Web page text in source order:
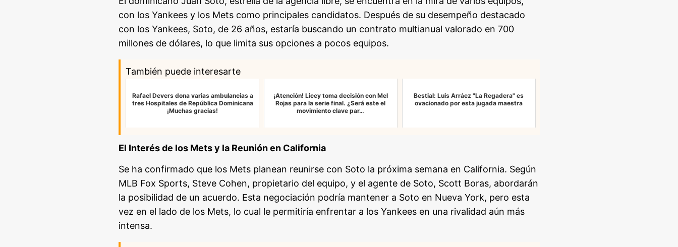
con los Yankees y los Mets como principales candidatos. Después de su desempeño destacado
con los Yankees, Soto, de 26 años, estaría buscando un contrato multianual valorado en 700
millones de dólares, lo que limita sus opciones a pocos equipos.
También puede interesarte
Rafael Devers dona varias ambulancias a
tres Hospitales de República Dominicana
¡Muchas gracias!
¡Atención! Licey toma decisión con Mel
Rojas para la serie final. ¿Será este el
movimiento clave par…
Bestial: Luis Arráez "La Regadera" es
ovacionado por esta jugada maestra
El Interés de los Mets y la Reunión en California
Se ha confirmado que los Mets planean reunirse con Soto la próxima semana en California. Según
MLB Fox Sports, Steve Cohen, propietario del equipo, y el agente de Soto, Scott Boras, abordarán
la posibilidad de un acuerdo. Esta negociación podría mantener a Soto en Nueva York, pero esta
vez en el lado de los Mets, lo cual le permitiría enfrentar a los Yankees en una rivalidad aún más
intensa.